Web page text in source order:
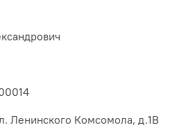
Ленинского Комсомола, д.1В